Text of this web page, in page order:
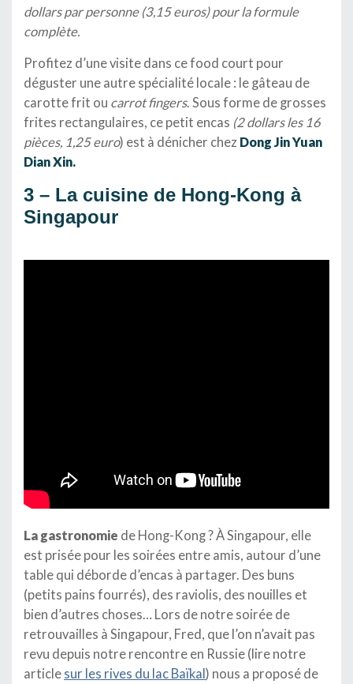
dollars par personne (3,15 euros) pour la formule
complète.
Profitez d’une visite dans ce food court pour
déguster une autre spécialité locale : le gâteau de
carotte frit ou carrot fingers. Sous forme de grosses
frites rectangulaires, ce petit encas (2 dollars les 16
pièces, 1,25 euro) est à dénicher chez Dong Jin Yuan
Dian Xin.
3 – La cuisine de Hong-Kong à
Singapour
La gastronomie de Hong-Kong ? À Singapour, elle
est prisée pour les soirées entre amis, autour d’une
table qui déborde d’encas à partager. Des buns
(petits pains fourrés), des raviolis, des nouilles et
bien d’autres choses… Lors de notre soirée de
retrouvailles à Singapour, Fred, que l’on n’avait pas
revu depuis notre rencontre en Russie (lire notre
article sur les rives du lac Baïkal) nous a proposé de